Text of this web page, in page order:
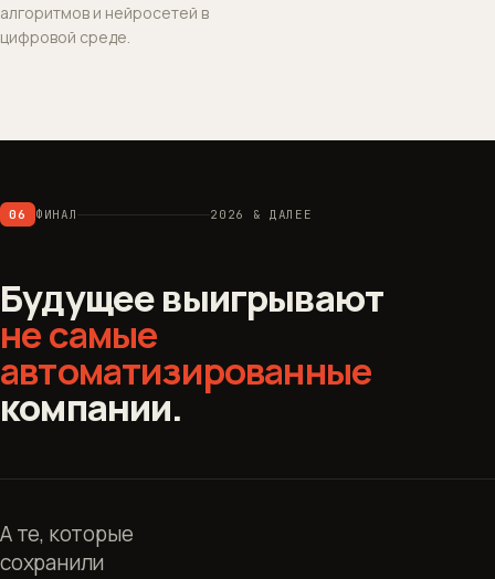
алгоритмов и нейросетей в
цифровой среде.
06 ФИНАЛ 2026 & ДАЛЕЕ
Будущее выигрывают
не самые
автоматизированные
компании.
А те, которые
сохранили